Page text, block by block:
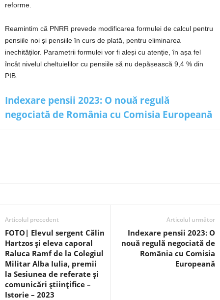
reforme.
Reamintim că PNRR prevede modificarea formulei de calcul pentru
pensiile noi și pensiile în curs de plată, pentru eliminarea
inechităților. Parametrii formulei vor fi aleși cu atenție, în așa fel
încât nivelul cheltuielilor cu pensiile să nu depășească 9,4 % din
PIB.
Indexare pensii 2023: O nouă regulă
negociată de România cu Comisia Europeană
Articolul precedent
FOTO| Elevul sergent Călin
Hartzos și eleva caporal
Raluca Ramf de la Colegiul
Militar Alba Iulia, premii
la Sesiunea de referate și
comunicări științifice –
Istorie – 2023
Articolul următor
Indexare pensii 2023: O
nouă regulă negociată de
România cu Comisia
Europeană